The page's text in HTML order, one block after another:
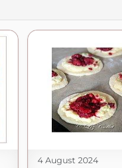
4 August 2024